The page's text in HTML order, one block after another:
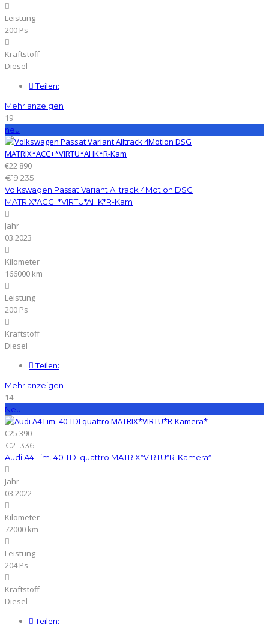
Leistung
200 Ps
Kraftstoff
Diesel
Teilen:
Mehr anzeigen
19
neu
€22 890
€19 235
Volkswagen Passat Variant Alltrack 4Motion DSG
MATRIX*ACC+*VIRTU*AHK*R-Kam
Jahr
03.2023
Kilometer
166000 km
Leistung
200 Ps
Kraftstoff
Diesel
Teilen:
Mehr anzeigen
14
Neu
€25 390
€21 336
Audi A4 Lim. 40 TDI quattro MATRIX*VIRTU*R-Kamera*
Jahr
03.2022
Kilometer
72000 km
Leistung
204 Ps
Kraftstoff
Diesel
Teilen: